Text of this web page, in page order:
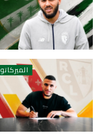
الميركاتو